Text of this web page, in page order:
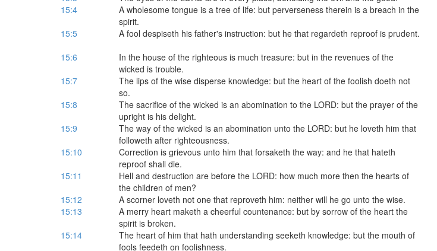
15:4
A wholesome tongue is a tree of life: but perverseness therein is a breach in the
spirit.
15:5
A fool despiseth his father's instruction: but he that regardeth reproof is prudent.
15:6
In the house of the righteous is much treasure: but in the revenues of the
wicked is trouble.
15:7
The lips of the wise disperse knowledge: but the heart of the foolish doeth not
so.
15:8
The sacrifice of the wicked is an abomination to the LORD: but the prayer of the
upright is his delight.
15:9
The way of the wicked is an abomination unto the LORD: but he loveth him that
followeth after righteousness.
15:10
Correction is grievous unto him that forsaketh the way: and he that hateth
reproof shall die.
15:11
Hell and destruction are before the LORD: how much more then the hearts of
the children of men?
15:12
A scorner loveth not one that reproveth him: neither will he go unto the wise.
15:13
A merry heart maketh a cheerful countenance: but by sorrow of the heart the
spirit is broken.
15:14
The heart of him that hath understanding seeketh knowledge: but the mouth of
fools feedeth on foolishness.